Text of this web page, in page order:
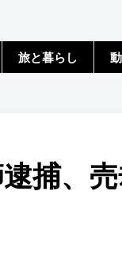
旅と暮らし
捕、